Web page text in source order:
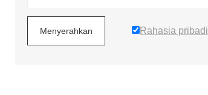
Menyerahkan Rahasia pribadi